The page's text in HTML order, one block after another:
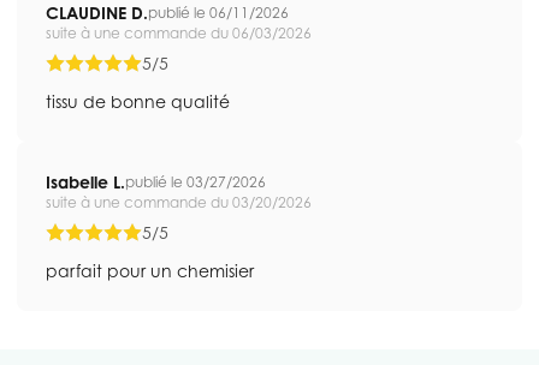
CLAUDINE D.publié le 06/11/2026
suite à une commande du 06/03/2026
5/5
tissu de bonne qualité
Isabelle L.publié le 03/27/2026
suite à une commande du 03/20/2026
5/5
parfait pour un chemisier